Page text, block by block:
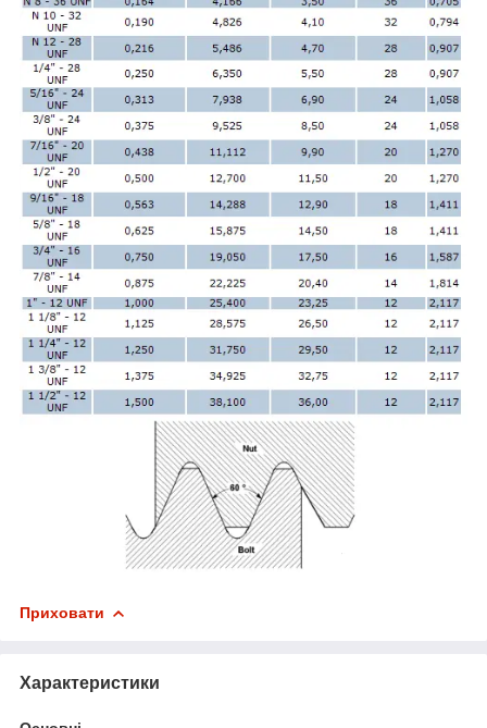
Приховати
Характеристики